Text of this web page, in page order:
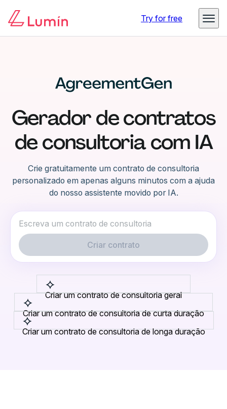
Try for free
Gerador de contratos
de consultoria com IA
Crie gratuitamente um contrato de consultoria
personalizado em apenas alguns minutos com a ajuda
do nosso assistente movido por IA.
Criar contrato
Criar um contrato de consultoria geral
Criar um contrato de consultoria de curta duração
Criar um contrato de consultoria de longa duração